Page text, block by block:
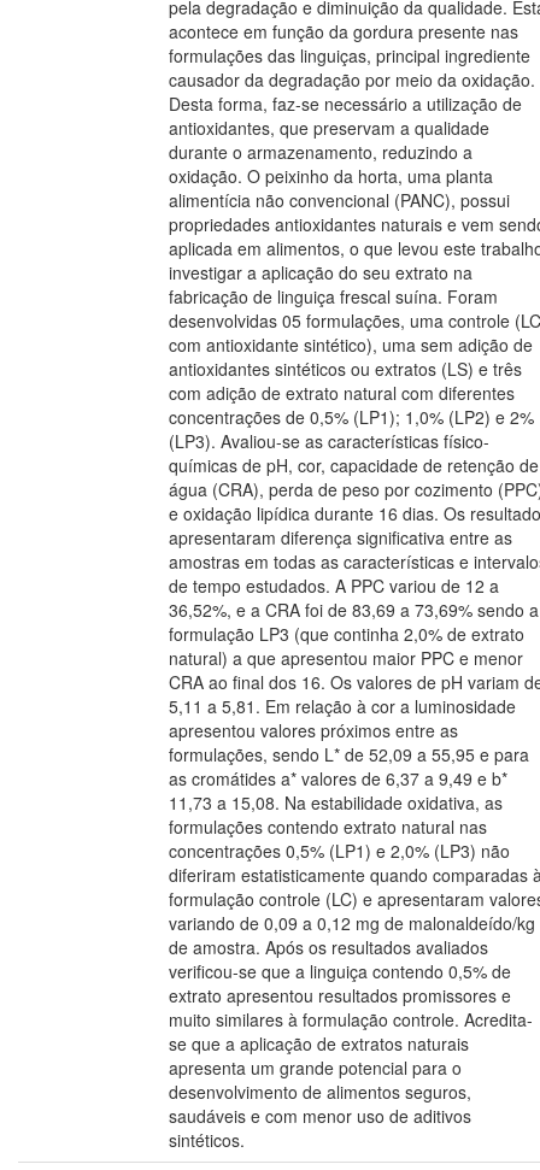
pela degradação e diminuição da qualidade.
acontece em função da gordura presente nas
formulações das linguiças, principal ingrediente
causador da degradação por meio da oxidação.
Desta forma, faz-se necessário a utilização de
antioxidantes, que preservam a qualidade
durante o armazenamento, reduzindo a
oxidação. O peixinho da horta, uma planta
alimentícia não convencional (PANC), possui
propriedades antioxidantes naturais e vem
aplicada em alimentos, o que levou este
investigar a aplicação do seu extrato na
fabricação de linguiça frescal suína. Foram
desenvolvidas 05 formulações, uma controle (LC
com antioxidante sintético), uma sem adição de
antioxidantes sintéticos ou extratos (LS) e três
com adição de extrato natural com diferentes
concentrações de 0,5% (LP1); 1,0% (LP2) e 2%
(LP3). Avaliou-se as características físico-
químicas de pH, cor, capacidade de retenção de
água (CRA), perda de peso por cozimento
e oxidação lipídica durante 16 dias. Os
apresentaram diferença significativa entre as
amostras em todas as características e
de tempo estudados. A PPC variou de 12 a
36,52%, e a CRA foi de 83,69 a 73,69% sendo a
formulação LP3 (que continha 2,0% de extrato
natural) a que apresentou maior PPC e menor
CRA ao final dos 16. Os valores de pH variam
5,11 a 5,81. Em relação à cor a luminosidade
apresentou valores próximos entre as
formulações, sendo L* de 52,09 a 55,95 e para
as cromátides a* valores de 6,37 a 9,49 e b*
11,73 a 15,08. Na estabilidade oxidativa, as
formulações contendo extrato natural nas
concentrações 0,5% (LP1) e 2,0% (LP3) não
diferiram estatisticamente quando comparadas
formulação controle (LC) e apresentaram
variando de 0,09 a 0,12 mg de malonaldeído/kg
de amostra. Após os resultados avaliados
verificou-se que a linguiça contendo 0,5% de
extrato apresentou resultados promissores e
muito similares à formulação controle. Acredita-
se que a aplicação de extratos naturais
apresenta um grande potencial para o
desenvolvimento de alimentos seguros,
saudáveis e com menor uso de aditivos
sintéticos.